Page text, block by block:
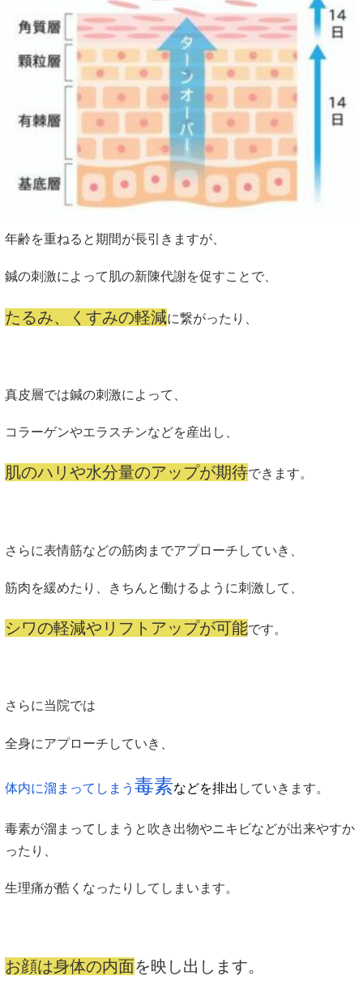
年齢を重ねると期間が長引きますが、
鍼の刺激によって肌の新陳代謝を促すことで、
たるみ、くすみの軽減に繋がったり、
真皮層では鍼の刺激によって、
コラーゲンやエラスチンなどを産出し、
肌のハリや水分量のアップが期待できます。
さらに表情筋などの筋肉までアプローチしていき、
筋肉を緩めたり、きちんと働けるように刺激して、
シワの軽減やリフトアップが可能です。
さらに当院では
全身にアプローチしていき、
体内に溜まってしまう 毒素などを排出 していきます。
毒素が溜まってしまうと吹き出物やニキビなどが出来やすか
ったり、
生理痛が酷くなったりしてしまいます。
お顔は身体の内面を映し出します。